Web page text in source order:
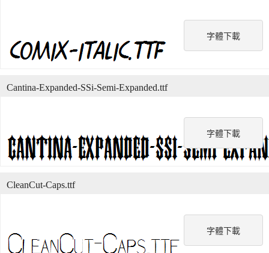
字體下載
字體下載
Cantina-Expanded-SSi-Semi-Expanded.ttf
字體下載
CleanCut-Caps.ttf